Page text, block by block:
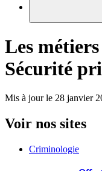
Les
Sécurité
Mis à jour le 28 janvier
Voir nos sites
Criminologie